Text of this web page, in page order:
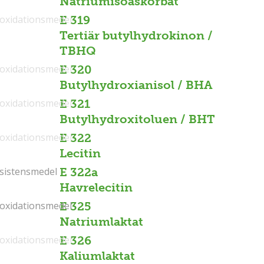
E 319
Tertiär butylhydrokinon /
TBHQ
E 320
Butylhydroxianisol / BHA
E 321
Butylhydroxitoluen / BHT
E 322
Lecitin
E 322a
Havrelecitin
E 325
Natriumlaktat
E 326
Kaliumlaktat